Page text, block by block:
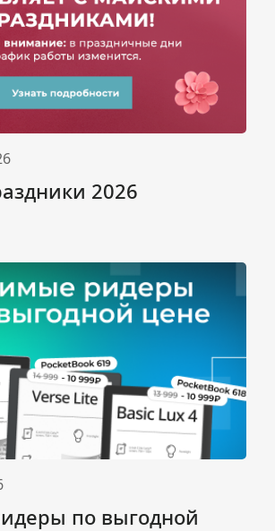
2026
по выгодной